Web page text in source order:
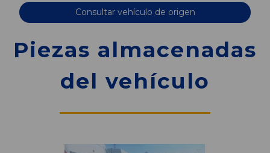
Consultar vehículo de origen
Piezas almacenadas
del vehículo